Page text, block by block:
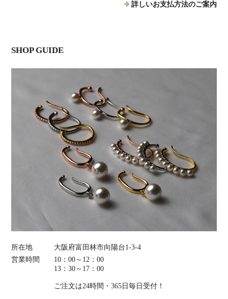
詳しいお支払方法のご案内
SHOP GUIDE
所在地
大阪府富田林市向陽台1-3-4
営業時間
10：00～12：00
13：30～17：00
ご注文は24時間・365日毎日受付！